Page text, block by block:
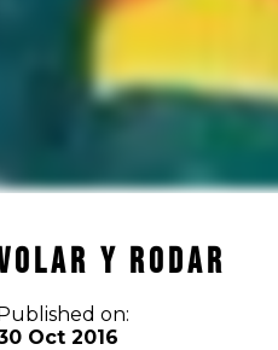
y rodar
on:
Oct 2016